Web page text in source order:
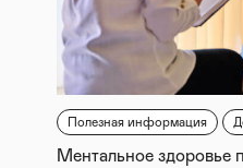
Полезная информация
Ментальное здоровье